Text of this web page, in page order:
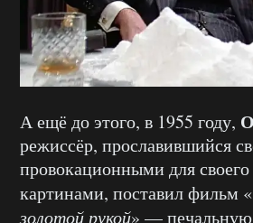
А ещё до этого, в 1955 году,
режиссёр, прославившийся
провокационными для
картинами, поставил фильм «
золотой рукой» —